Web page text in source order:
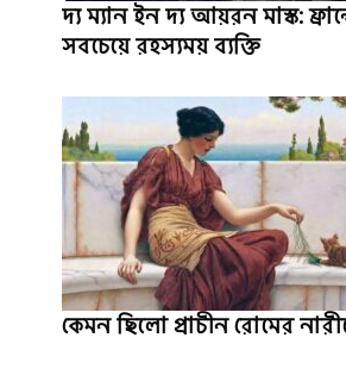
দ্য ম্যান ইন দ্য আয়রন মাস্ক:
সবচেয়ে রহস্যময় ব্যক্তি
কেমন ছিলো প্রাচীন রোমের